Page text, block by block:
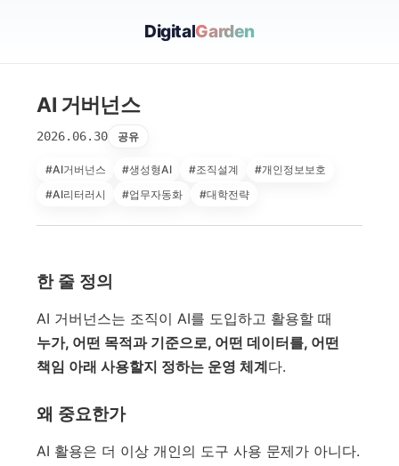
DigitalGarden
AI 거버넌스
2026.06.30 공유
#AI거버넌스 #생성형AI #조직설계
#개인정보보호
#AI리터러시
#업무자동화 #대학전략
한 줄 정의
AI 거버넌스는 조직이 AI를 도입하고 활용할 때
누가, 어떤 목적과 기준으로, 어떤 데이터를, 어떤
책임 아래 사용할지 정하는 운영 체계다.
왜 중요한가
AI 활용은 더 이상 개인의 도구 사용 문제가 아니다.